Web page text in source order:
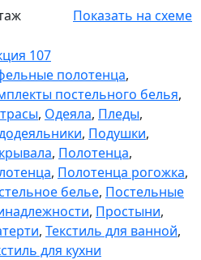
Показать на схеме
107
полотенца,
постельного белья,
, Одеяла, Пледы,
, Подушки,
, Полотенца,
, Полотенца рогожка,
белье, Постельные
, Простыни,
, Текстиль для ванной,
для кухни